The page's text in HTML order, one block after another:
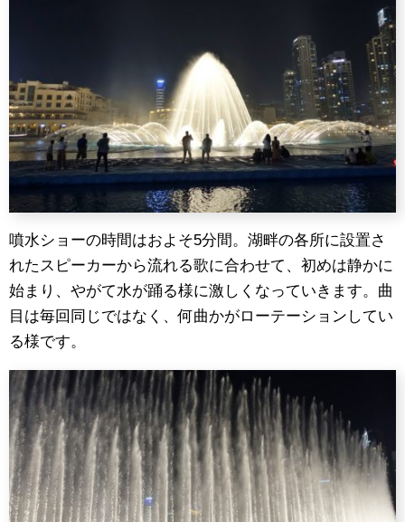
噴水ショーの時間はおよそ5分間。湖畔の各所に設置さ
れたスピーカーから流れる歌に合わせて、初めは静かに
始まり、やがて水が踊る様に激しくなっていきます。曲
目は毎回同じではなく、何曲かがローテーションしてい
る様です。